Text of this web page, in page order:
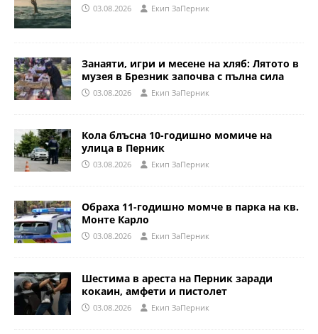
03.08.2026 Eкип ЗаПерник
Занаяти, игри и месене на хляб: Лятото в
музея в Брезник започва с пълна сила
03.08.2026 Eкип ЗаПерник
Кола блъсна 10-годишно момиче на
улица в Перник
03.08.2026 Eкип ЗаПерник
Обраха 11-годишно момче в парка на кв.
Монте Карло
03.08.2026 Eкип ЗаПерник
Шестима в ареста на Перник заради
кокаин, амфети и пистолет
03.08.2026 Eкип ЗаПерник